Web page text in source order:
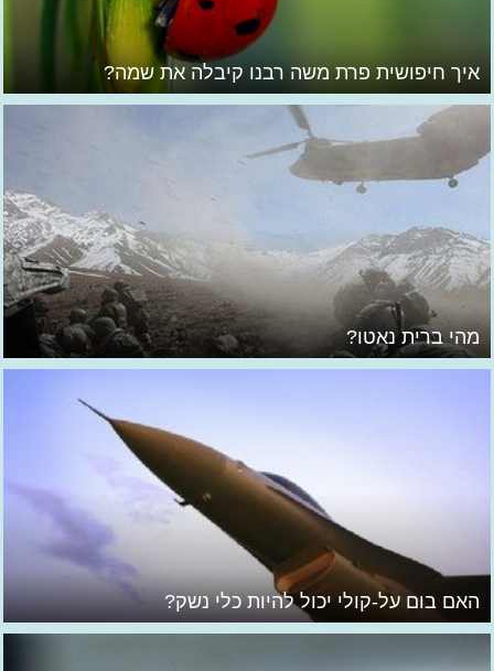
איך חיפושית פרת משה רבנו קיבלה את שמה?
מהי ברית נאטו?
האם בום על-קולי יכול להיות כלי נשק?